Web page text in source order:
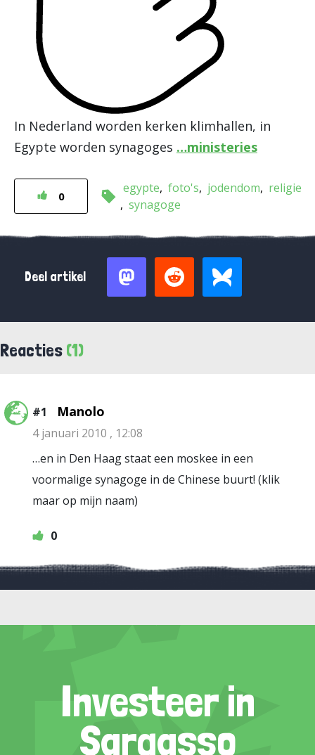
In Nederland worden kerken klimhallen, in
Egypte worden synagoges …ministeries
0
egypte foto's jodendom
religie
synagoge
Deel artikel
Reacties (1)
#1 Manolo
4 januari 2010 , 12:08
…en in Den Haag staat een moskee in een
voormalige synagoge in de Chinese buurt! (klik
maar op mijn naam)
0
Investeer in
Sargasso